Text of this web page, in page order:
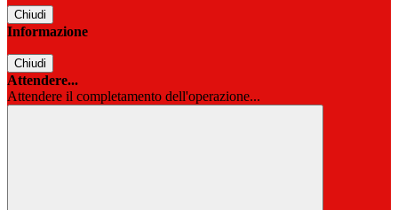
Chiudi
Informazione
Chiudi
Attendere...
Attendere il completamento dell'operazione...